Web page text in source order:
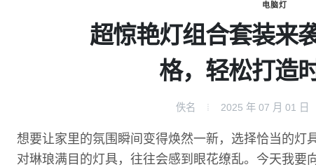
电脑灯
超惊艳灯组合套装来
格，轻松打造
佚名 2025 年 07 月 01 日
想要让家里的氛围瞬间变得焕然一新，选择恰当的灯
对琳琅满目的灯具，往往会感到眼花缭乱。今天我要